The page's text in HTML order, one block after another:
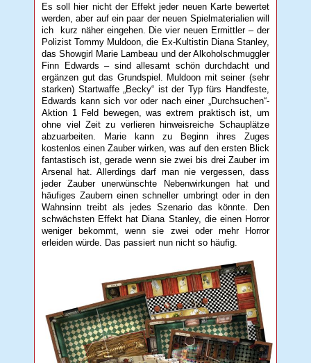
Es soll hier nicht der Effekt jeder neuen Karte bewertet
werden, aber auf ein paar der neuen Spielmaterialien will
ich kurz näher eingehen. Die vier neuen Ermittler – der
Polizist Tommy Muldoon, die Ex-Kultistin Diana Stanley,
das Showgirl Marie Lambeau und der Alkoholschmuggler
Finn Edwards – sind allesamt schön durchdacht und
ergänzen gut das Grundspiel. Muldoon mit seiner (sehr
starken) Startwaffe „Becky“ ist der Typ fürs Handfeste,
Edwards kann sich vor oder nach einer „Durchsuchen“-
Aktion 1 Feld bewegen, was extrem praktisch ist, um
ohne viel Zeit zu verlieren hinweisreiche Schauplätze
abzuarbeiten. Marie kann zu Beginn ihres Zuges
kostenlos einen Zauber wirken, was auf den ersten Blick
fantastisch ist, gerade wenn sie zwei bis drei Zauber im
Arsenal hat. Allerdings darf man nie vergessen, dass
jeder Zauber unerwünschte Nebenwirkungen hat und
häufiges Zaubern einen schneller umbringt oder in den
Wahnsinn treibt als jedes Szenario das könnte. Den
schwächsten Effekt hat Diana Stanley, die einen Horror
weniger bekommt, wenn sie zwei oder mehr Horror
erleiden würde. Das passiert nun nicht so häufig.